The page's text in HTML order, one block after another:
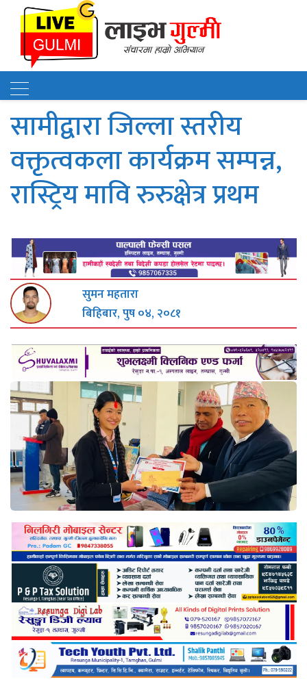
सामीद्वारा जिल्ला स्तरीय
वक्तृत्वकला कार्यक्रम सम्पन्न,
रास्ट्रिय मावि रुरुक्षेत्र प्रथम
सुमन महतारा
बिहिबार, पुष ०४, २०८१